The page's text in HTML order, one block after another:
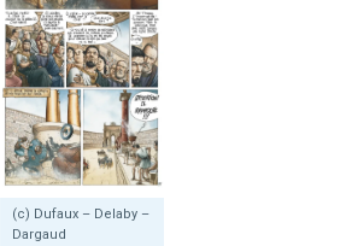
(c) Dufaux – Delaby –
Dargaud